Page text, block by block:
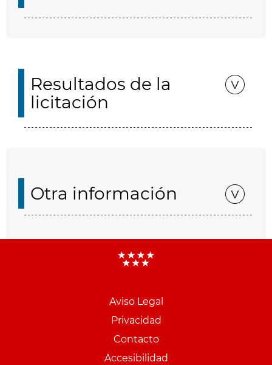
Resultados de la
licitación
Otra información
Aviso Legal
Privacidad
Contacto
Accesibilidad